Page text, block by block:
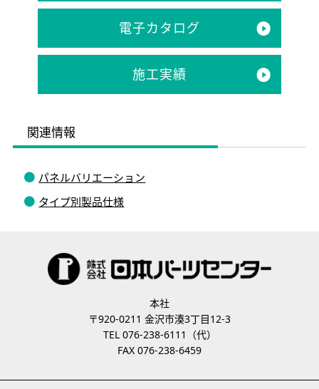
電子カタログ
施工実績
関連情報
パネルバリエーション
タイプ別製品仕様
本社
〒920-0211 金沢市湊3丁目12-3
TEL 076-238-6111（代）
FAX 076-238-6459